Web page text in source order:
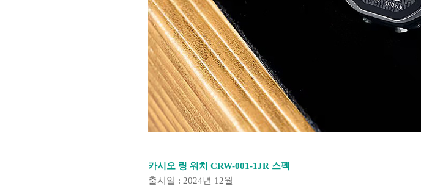
카시오 링 워치 CRW-001-1JR 스펙
출시일 : 2024년 12월